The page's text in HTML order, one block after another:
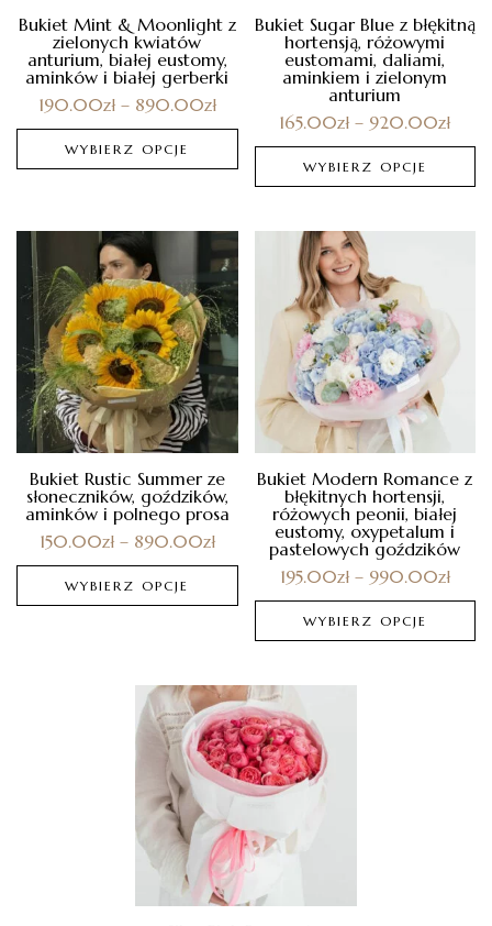
Bukiet Mint & Moonlight z
zielonych kwiatów
anturium, białej eustomy,
aminków i białej gerberki
190.00zł– 890.00zł
WYBIERZ OPCJE
Bukiet Sugar Blue z błękitną
hortensją, różowymi
eustomami, daliami,
aminkiem i zielonym
anturium
165.00zł – 920.00zł
WYBIERZ OPCJE
Bukiet Rustic Summer ze
słoneczników, goździków,
aminków i polnego prosa
150.00zł– 890.00zł
WYBIERZ OPCJE
Bukiet Modern Romance z
błękitnych hortensji,
różowych peonii, białej
eustomy, oxypetalum i
pastelowych goździków
195.00zł– 990.00zł
WYBIERZ OPCJE